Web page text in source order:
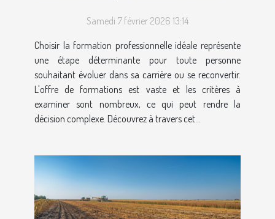
Samedi 7 février 2026 13:14
Choisir la formation professionnelle idéale représente
une étape déterminante pour toute personne
souhaitant évoluer dans sa carrière ou se reconvertir.
L'offre de formations est vaste et les critères à
examiner sont nombreux, ce qui peut rendre la
décision complexe. Découvrez à travers cet...